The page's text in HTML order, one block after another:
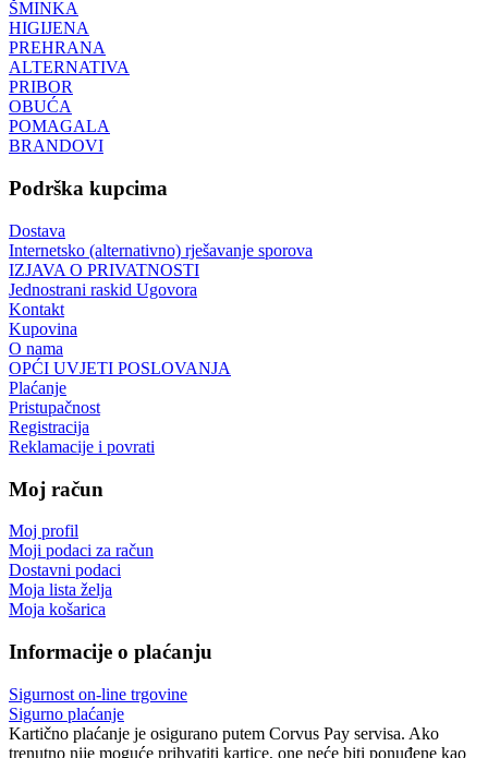
ŠMINKA
HIGIJENA
PREHRANA
ALTERNATIVA
PRIBOR
OBUĆA
POMAGALA
BRANDOVI
Podrška kupcima
Dostava
Internetsko (alternativno) rješavanje sporova
IZJAVA O PRIVATNOSTI
Jednostrani raskid Ugovora
Kontakt
Kupovina
O nama
OPĆI UVJETI POSLOVANJA
Plaćanje
Pristupačnost
Registracija
Reklamacije i povrati
Moj račun
Moj profil
Moji podaci za račun
Dostavni podaci
Moja lista želja
Moja košarica
Informacije o plaćanju
Sigurnost on-line trgovine
Sigurno plaćanje
Kartično plaćanje je osigurano putem Corvus Pay servisa. Ako
trenutno nije moguće prihvatiti kartice, one neće biti ponuđene kao